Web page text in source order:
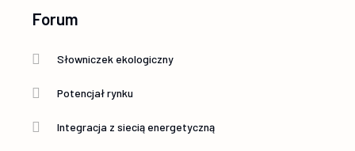
Forum
Słowniczek ekologiczny
Potencjał rynku
Integracja z siecią energetyczną